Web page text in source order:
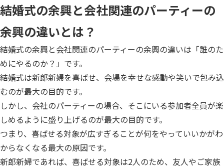
結婚式の余興と会社関連のパーティーの
余興の違いとは？
結婚式の余興と会社関連のパーティーの余興の違いは「誰のた
めにやるのか？」です。
結婚式は新郎新婦を喜ばせ、会場を幸せな感動や笑いで包み込
むのが最大の目的です。
しかし、会社のパーティーの場合、そこにいる参加者全員が楽
しめるように盛り上げるのが最大の目的です。
つまり、喜ばせる対象が広すぎることが何をやっていいかがわ
からなくなる最大の原因です。
新郎新婦であれば、喜ばせる対象は2人のため、友人やご家族